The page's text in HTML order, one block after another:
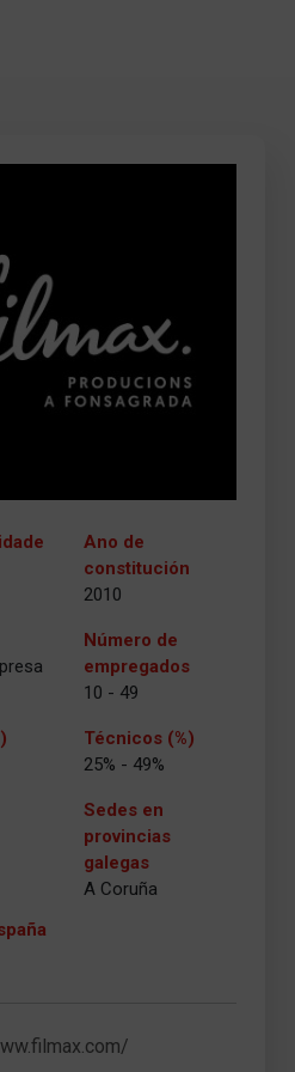
Ano de
constitución
2010
Número de
empregados
10 - 49
Técnicos (%)
25% - 49%
Sedes en
provincias
galegas
A Coruña